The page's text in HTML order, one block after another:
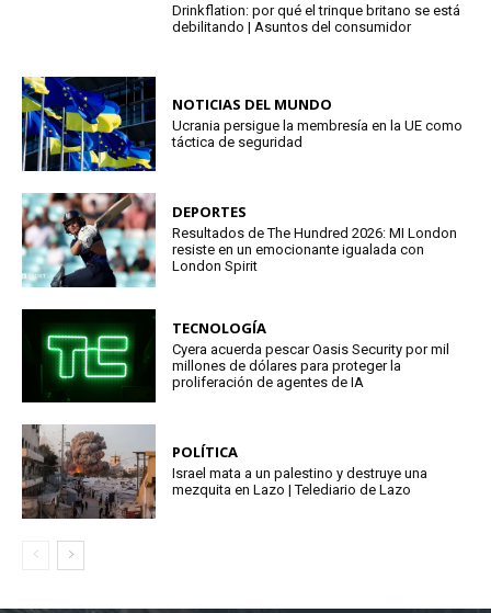
Drinkflation: por qué el trinque britano se está
debilitando | Asuntos del consumidor
NOTICIAS DEL MUNDO
Ucrania persigue la membresía en la UE como
táctica de seguridad
DEPORTES
Resultados de The Hundred 2026: MI London
resiste en un emocionante igualada con
London Spirit
TECNOLOGÍA
Cyera acuerda pescar Oasis Security por mil
millones de dólares para proteger la
proliferación de agentes de IA
POLÍTICA
Israel mata a un palestino y destruye una
mezquita en Lazo | Telediario de Lazo